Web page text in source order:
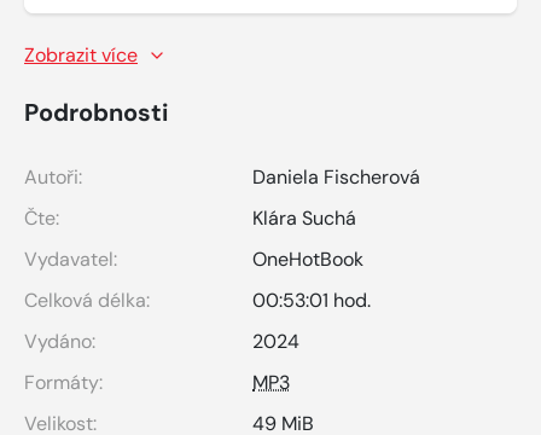
Zobrazit více
Podrobnosti
Autoři:
Daniela Fischerová
Čte:
Klára Suchá
Vydavatel:
OneHotBook
Celková délka:
00:53:01 hod.
Vydáno:
2024
Formáty:
MP3
Velikost:
49 MiB